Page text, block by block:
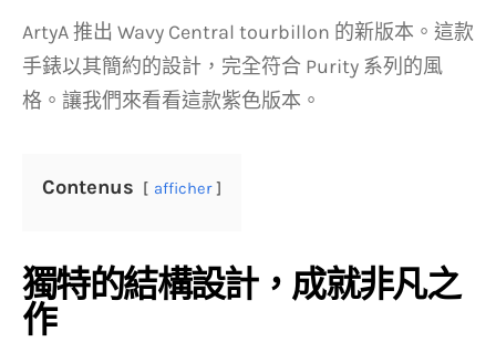
ArtyA 推出 Wavy Central tourbillon 的新版本。這款
手錶以其簡約的設計，完全符合 Purity 系列的風
格。讓我們來看看這款紫色版本。
Contenus afficher
獨特的結構設計，成就非凡之
作